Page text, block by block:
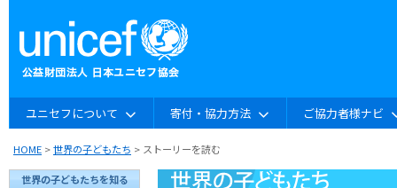
ユニセフについて 寄付・協力方法 ご協力者様ナビ
HOME >世界の子どもたち > ストーリーを読む
世界の子どもたちを知る